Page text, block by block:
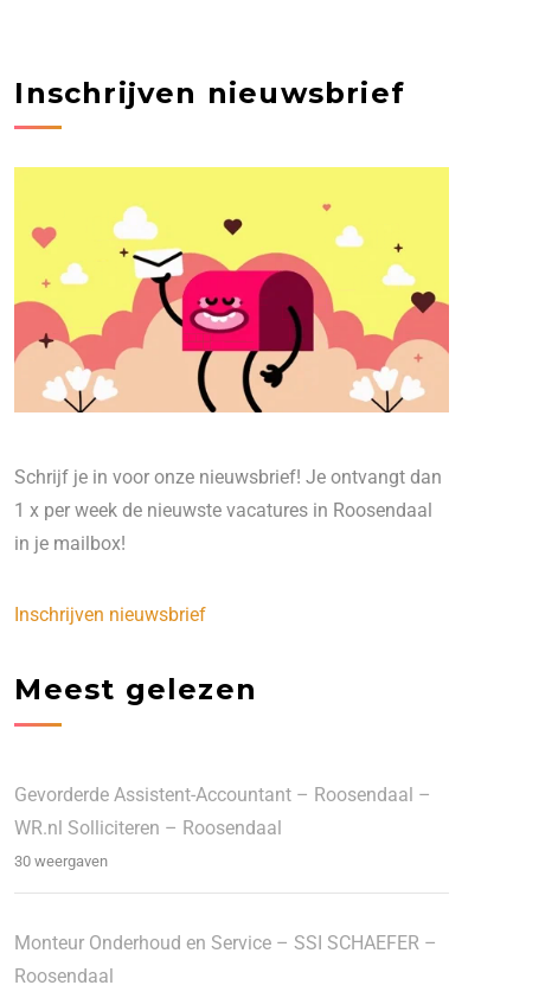
Inschrijven nieuwsbrief
Schrijf je in voor onze nieuwsbrief! Je ontvangt dan
1 x per week de nieuwste vacatures in Roosendaal
in je mailbox!
Inschrijven nieuwsbrief
Meest gelezen
Gevorderde Assistent-Accountant – Roosendaal –
WR.nl Solliciteren – Roosendaal
30 weergaven
Monteur Onderhoud en Service – SSI SCHAEFER –
Roosendaal